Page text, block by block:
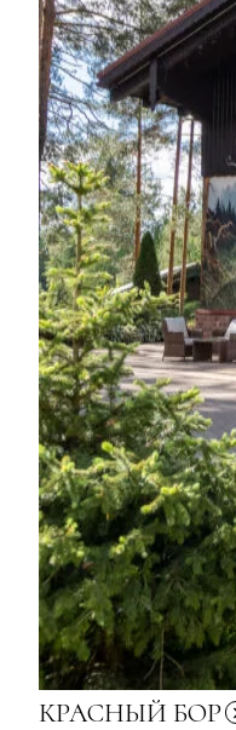
КРАСНЫЙ БОР